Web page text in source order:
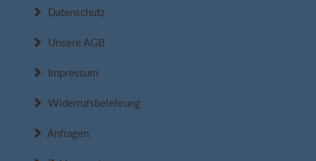
Datenschutz
Unsere AGB
Impressum
Widerrufsbelehrung
Anfragen